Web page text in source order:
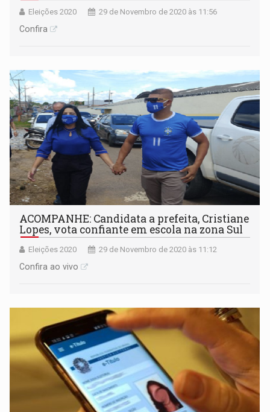
Eleições 2020 29 de Novembro de 2020 às 11:56
Confira
ACOMPANHE: Candidata a prefeita, Cristiane
Lopes, vota confiante em escola na zona Sul
Eleições 2020 29 de Novembro de 2020 às 11:12
Confira ao vivo